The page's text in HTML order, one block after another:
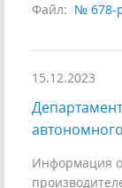
Файл: № 678-
15.12.2023
Информация